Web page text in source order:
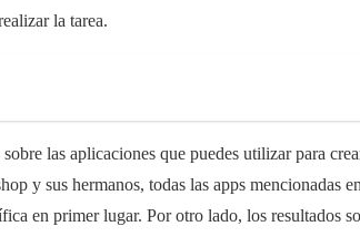
la tarea.
las aplicaciones que puedes utilizar para
y sus hermanos, todas las apps mencionadas
en primer lugar. Por otro lado, los resultados